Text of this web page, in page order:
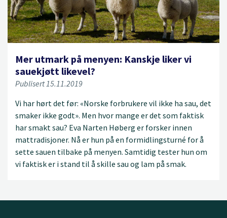
Mer utmark på menyen: Kanskje liker vi
sauekjøtt likevel?
Publisert 15.11.2019
Vi har hørt det før: «Norske forbrukere vil ikke ha sau, det
smaker ikke godt». Men hvor mange er det som faktisk
har smakt sau? Eva Narten Høberg er forsker innen
mattradisjoner. Nå er hun på en formidlingsturné for å
sette sauen tilbake på menyen. Samtidig tester hun om
vi faktisk er i stand til å skille sau og lam på smak.